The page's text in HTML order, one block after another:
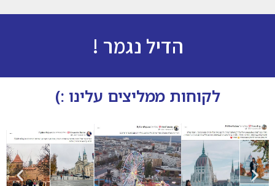
הדיל נגמר !
לקוחות ממליצים עלינו :)